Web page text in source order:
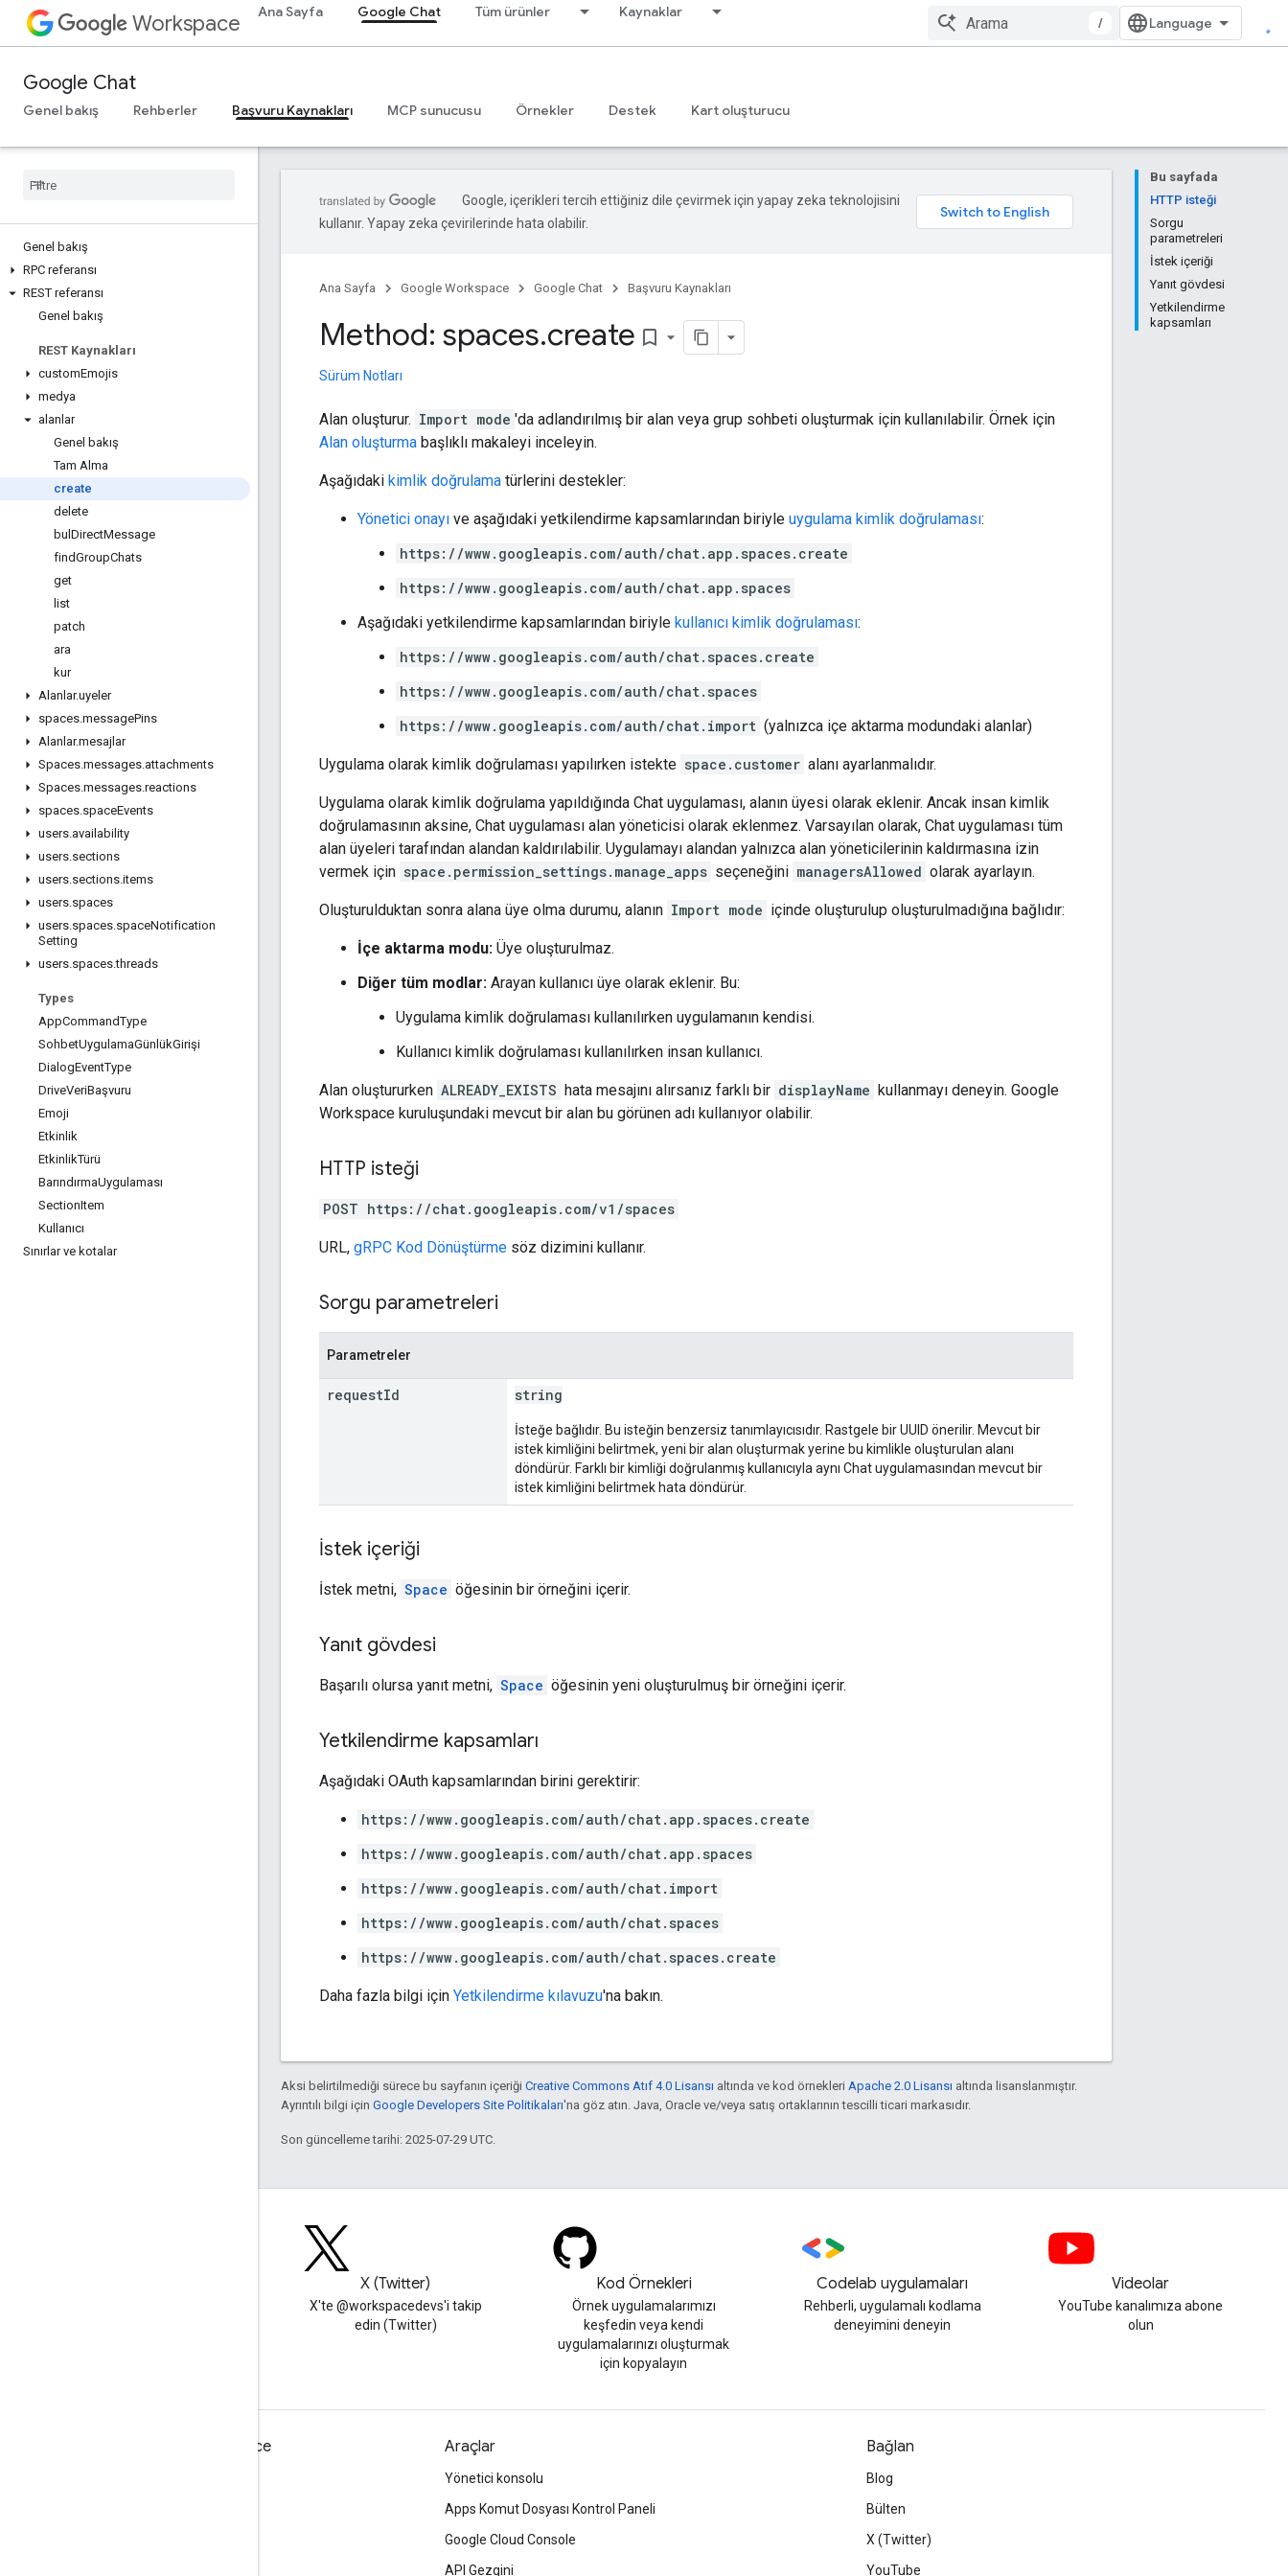
Workspace Ana Sayfa Google Chat Tüm ürünler Kaynaklar
/
Google Chat
Genel bakış Rehberler Başvuru Kaynakları MCP sunucusu Örnekler Destek Kart oluşturucu
Genel bakış
RPC referansı
REST referansı
Genel bakış
REST Kaynakları
customEmojis
medya
alanlar
Genel bakış
Tam Alma
create
delete
bul DirectMessage
findGroupChats
get
list
patch
ara
kur
Alanlar.uyeler
spaces.messagePins
Alanlar.mesajlar
Spaces.messages.attachments
Spaces.messages.reactions
spaces.spaceEvents
users.availability
users.sections
users.sections.items
users.spaces
users.spaces.spaceNotification
Setting
users.spaces.threads
Types
AppCommandType
SohbetUygulamaGünlükGirişi
DialogEventType
DriveVeriBaşvuru
Emoji
Etkinlik
EtkinlikTürü
BarındırmaUygulaması
SectionItem
Kullanıcı
Sınırlar ve kotalar
Bu sayfada
HTTP isteği
Sorgu
parametreleri
İstek içeriği
Yanıt gövdesi
Yetkilendirme
kapsamları
Google, içerikleri tercih ettiğiniz dile çevirmek için yapay zeka teknolojisini
kullanır. Yapay zeka çevirilerinde hata olabilir.
Ana Sayfa Google Workspace Google Chat Başvuru Kaynakları
Method: spaces.create bookmark_border
Sürüm Notları
Alan oluşturur. Import mode 'da adlandırılmış bir alan veya grup sohbeti oluşturmak için kullanılabilir. Örnek için
Alan oluşturma başlıklı makaleyi inceleyin.
Aşağıdaki kimlik doğrulama türlerini destekler:
Yönetici onayı ve aşağıdaki yetkilendirme kapsamlarından biriyle uygulama kimlik doğrulaması:
https://www.googleapis.com/auth/chat.app.spaces.create
https://www.googleapis.com/auth/chat.app.spaces
Aşağıdaki yetkilendirme kapsamlarından biriyle kullanıcı kimlik doğrulaması:
https://www.googleapis.com/auth/chat.spaces.create
https://www.googleapis.com/auth/chat.spaces
https://www.googleapis.com/auth/chat.import (yalnızca içe aktarma modundaki alanlar)
Uygulama olarak kimlik doğrulaması yapılırken istekte space.customer alanı ayarlanmalıdır.
Uygulama olarak kimlik doğrulama yapıldığında Chat uygulaması, alanın üyesi olarak eklenir. Ancak insan kimlik
doğrulamasının aksine, Chat uygulaması alan yöneticisi olarak eklenmez. Varsayılan olarak, Chat uygulaması tüm
alan üyeleri tarafından alandan kaldırılabilir. Uygulamayı alandan yalnızca alan yöneticilerinin kaldırmasına izin
vermek için space.permission_settings.manage_apps seçeneğini managersAllowed olarak ayarlayın.
Oluşturulduktan sonra alana üye olma durumu, alanın Import mode içinde oluşturulup oluşturulmadığına bağlıdır:
İçe aktarma modu: Üye oluşturulmaz.
Diğer tüm modlar: Arayan kullanıcı üye olarak eklenir. Bu:
Uygulama kimlik doğrulaması kullanılırken uygulamanın kendisi.
Kullanıcı kimlik doğrulaması kullanılırken insan kullanıcı.
Alan oluştururken ALREADY_EXISTS hata mesajını alırsanız farklı bir displayName kullanmayı deneyin. Google
Workspace kuruluşundaki mevcut bir alan bu görünen adı kullanıyor olabilir.
HTTP isteği
POST https://chat.googleapis.com/v1/spaces
URL, gRPC Kod Dönüştürme söz dizimini kullanır.
Sorgu parametreleri
Parametreler
requestId string
İsteğe bağlıdır. Bu isteğin benzersiz tanımlayıcısıdır. Rastgele bir UUID önerilir. Mevcut bir
istek kimliğini belirtmek, yeni bir alan oluşturmak yerine bu kimlikle oluşturulan alanı
döndürür. Farklı bir kimliği doğrulanmış kullanıcıyla aynı Chat uygulamasından mevcut bir
istek kimliğini belirtmek hata döndürür.
İstek içeriği
İstek metni, Space öğesinin bir örneğini içerir.
Yanıt gövdesi
Başarılı olursa yanıt metni, Space öğesinin yeni oluşturulmuş bir örneğini içerir.
Yetkilendirme kapsamları
Aşağıdaki OAuth kapsamlarından birini gerektirir:
https://www.googleapis.com/auth/chat.app.spaces.create
https://www.googleapis.com/auth/chat.app.spaces
https://www.googleapis.com/auth/chat.import
https://www.googleapis.com/auth/chat.spaces
https://www.googleapis.com/auth/chat.spaces.create
Daha fazla bilgi için Yetkilendirme kılavuzu'na bakın.
Aksi belirtilmediği sürece bu sayfanın içeriği Creative Commons Atıf 4.0 Lisansı altında ve kod örnekleri Apache 2.0 Lisansı altında lisanslanmıştır.
Ayrıntılı bilgi için Google Developers Site Politikaları'na göz atın. Java, Oracle ve/veya satış ortaklarının tescilli ticari markasıdır.
Son güncelleme tarihi: 2025-07-29 UTC.
X (Twitter)
X'te @workspacedevs'i takip
edin (Twitter)
Kod Örnekleri
Örnek uygulamalarımızı
keşfedin veya kendi
uygulamalarınızı oluşturmak
için kopyalayın
Codelab uygulamaları
Rehberli, uygulamalı kodlama
deneyimini deneyin
Videolar
YouTube kanalımıza abone
olun
Geliştiriciler için Google Workspace Araçlar
Yönetici konsolu
Apps Komut Dosyası Kontrol Paneli
Google Cloud Console
API Gezgini
Bağlan
Blog
Bülten
X (Twitter)
YouTube